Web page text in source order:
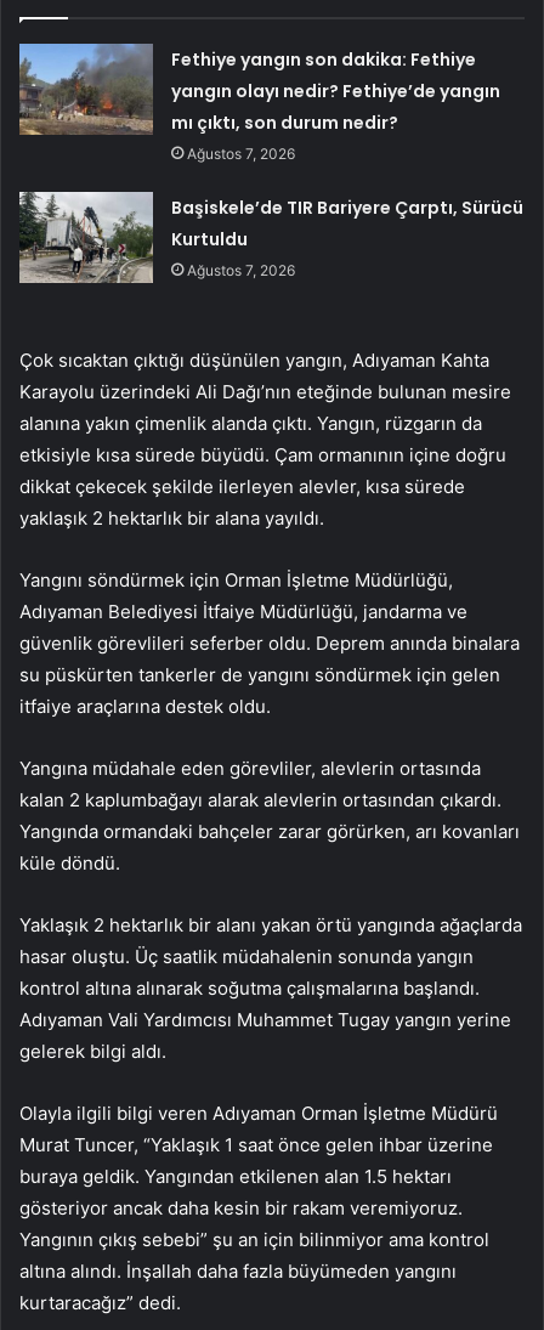
Fethiye yangın son dakika: Fethiye
yangın olayı nedir? Fethiye’de yangın
mı çıktı, son durum nedir?
Ağustos 7, 2026
Başiskele’de TIR Bariyere Çarptı, Sürücü
Kurtuldu
Ağustos 7, 2026
Çok sıcaktan çıktığı düşünülen yangın, Adıyaman Kahta
Karayolu üzerindeki Ali Dağı’nın eteğinde bulunan mesire
alanına yakın çimenlik alanda çıktı. Yangın, rüzgarın da
etkisiyle kısa sürede büyüdü. Çam ormanının içine doğru
dikkat çekecek şekilde ilerleyen alevler, kısa sürede
yaklaşık 2 hektarlık bir alana yayıldı.
Yangını söndürmek için Orman İşletme Müdürlüğü,
Adıyaman Belediyesi İtfaiye Müdürlüğü, jandarma ve
güvenlik görevlileri seferber oldu. Deprem anında binalara
su püskürten tankerler de yangını söndürmek için gelen
itfaiye araçlarına destek oldu.
Yangına müdahale eden görevliler, alevlerin ortasında
kalan 2 kaplumbağayı alarak alevlerin ortasından çıkardı.
Yangında ormandaki bahçeler zarar görürken, arı kovanları
küle döndü.
Yaklaşık 2 hektarlık bir alanı yakan örtü yangında ağaçlarda
hasar oluştu. Üç saatlik müdahalenin sonunda yangın
kontrol altına alınarak soğutma çalışmalarına başlandı.
Adıyaman Vali Yardımcısı Muhammet Tugay yangın yerine
gelerek bilgi aldı.
Olayla ilgili bilgi veren Adıyaman Orman İşletme Müdürü
Murat Tuncer, “Yaklaşık 1 saat önce gelen ihbar üzerine
buraya geldik. Yangından etkilenen alan 1.5 hektarı
gösteriyor ancak daha kesin bir rakam veremiyoruz.
Yangının çıkış sebebi” şu an için bilinmiyor ama kontrol
altına alındı. İnşallah daha fazla büyümeden yangını
kurtaracağız” dedi.